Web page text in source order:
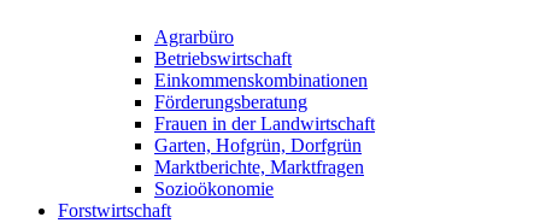
Agrarbüro
Betriebswirtschaft
Einkommenskombinationen
Förderungsberatung
Frauen in der Landwirtschaft
Garten, Hofgrün, Dorfgrün
Marktberichte, Marktfragen
Sozioökonomie
Forstwirtschaft